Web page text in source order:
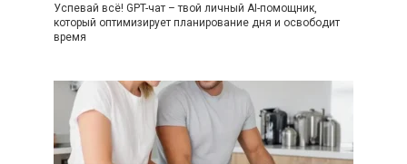
Успевай всё! GPT-чат – твой личный AI-помощник,
который оптимизирует планирование дня и освободит
время